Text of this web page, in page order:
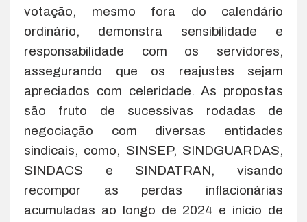
votação, mesmo fora do calendário
ordinário, demonstra sensibilidade e
responsabilidade com os servidores,
assegurando que os reajustes sejam
apreciados com celeridade. As propostas
são fruto de sucessivas rodadas de
negociação com diversas entidades
sindicais, como, SINSEP, SINDGUARDAS,
SINDACS e SINDATRAN, visando
recompor as perdas inflacionárias
acumuladas ao longo de 2024 e início de